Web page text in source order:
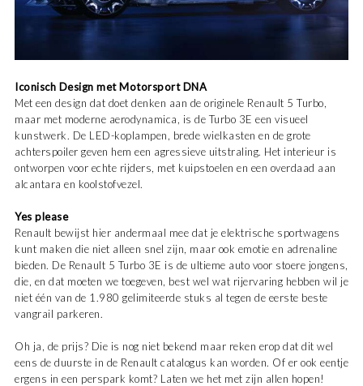
Iconisch Design met Motorsport DNA
Met een design dat doet denken aan de originele Renault 5 Turbo,
maar met moderne aerodynamica, is de Turbo 3E een visueel
kunstwerk. De LED-koplampen, brede wielkasten en de grote
achterspoiler geven hem een agressieve uitstraling. Het interieur is
ontworpen voor echte rijders, met kuipstoelen en een overdaad aan
alcantara en koolstofvezel.
Yes please
Renault bewijst hier andermaal mee dat je elektrische sportwagens
kunt maken die niet alleen snel zijn, maar ook emotie en adrenaline
bieden. De Renault 5 Turbo 3E is de ultieme auto voor stoere jongens,
die, en dat moeten we toegeven, best wel wat rijervaring hebben wil je
niet één van de 1.980 gelimiteerde stuks al tegen de eerste beste
vangrail parkeren.
Oh ja, de prijs? Die is nog niet bekend maar reken erop dat dit wel
eens de duurste in de Renault catalogus kan worden. Of er ook eentje
ergens in een perspark komt? Laten we het met zijn allen hopen!